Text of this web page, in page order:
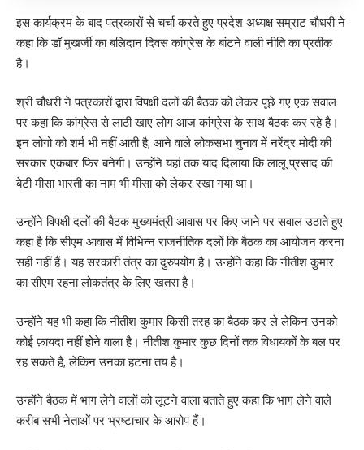
इस कार्यक्रम के बाद पत्रकारों से चर्चा करते हुए प्रदेश अध्यक्ष सम्राट चौधरी ने
कहा कि डॉ मुखर्जी का बलिदान दिवस कांग्रेस के बांटने वाली नीति का प्रतीक
है।
श्री चौधरी ने पत्रकारों द्वारा विपक्षी दलों की बैठक को लेकर पूछे गए एक सवाल
पर कहा कि कांग्रेस से लाठी खाए लोग आज कांग्रेस के साथ बैठक कर रहे है।
इन लोगो को शर्म भी नहीं आती है, आने वाले लोकसभा चुनाव में नरेंद्र मोदी की
सरकार एकबार फिर बनेगी। उन्होंने यहां तक याद दिलाया कि लालू प्रसाद की
बेटी मीसा भारती का नाम भी मीसा को लेकर रखा गया था।
उन्होंने विपक्षी दलों की बैठक मुख्यमंत्री आवास पर किए जाने पर सवाल उठाते हुए
कहा है कि सीएम आवास में विभिन्न राजनीतिक दलों कि बैठक का आयोजन करना
सही नहीं हैं। यह सरकारी तंत्र का दुरुपयोग है। उन्होंने कहा कि नीतीश कुमार
का सीएम रहना लोकतंत्र के लिए खतरा है।
उन्होंने यह भी कहा कि नीतीश कुमार किसी तरह का बैठक कर ले लेकिन उनको
कोई फ़ायदा नहीं होने वाला है। नीतीश कुमार कुछ दिनों तक विधायकों के बल पर
रह सकते हैं, लेकिन उनका हटना तय है।
उन्होंने बैठक में भाग लेने वालों को लूटने वाला बताते हुए कहा कि भाग लेने वाले
करीब सभी नेताओं पर भ्रष्टाचार के आरोप हैं।